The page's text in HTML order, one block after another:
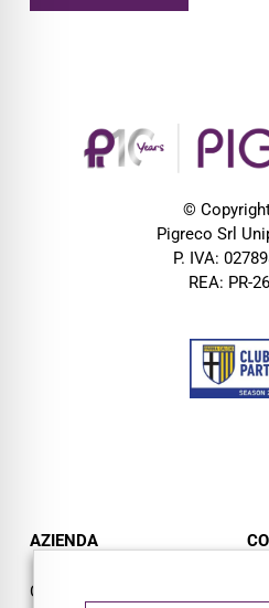
©
Pigreco Srl
P. IVA:
REA: PR-
AZIENDA
Chi siamo